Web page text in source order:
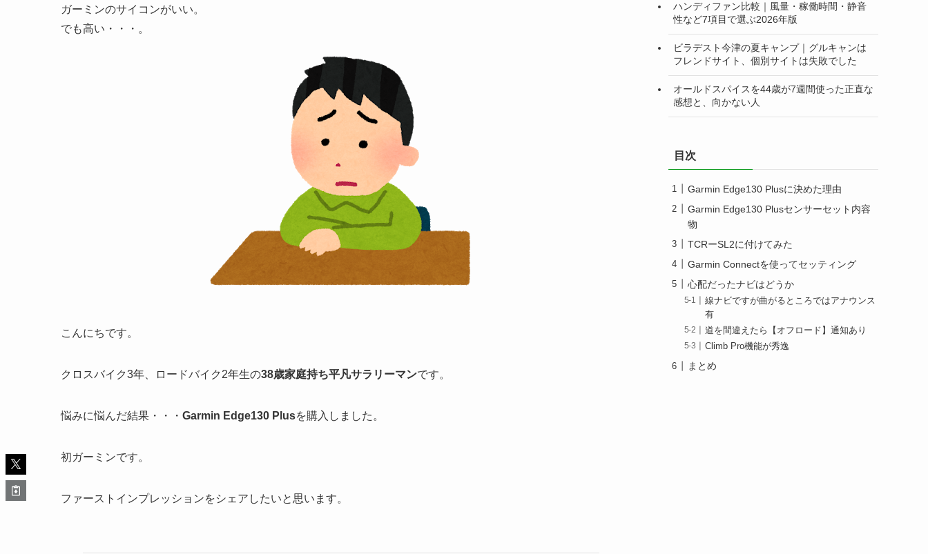
ガーミンのサイコンがいい。
でも高い・・・。
こんにちです。
クロスバイク3年、ロードバイク2年生の38歳家庭持ち平凡サラリーマンです。
悩みに悩んだ結果・・・ Garmin Edge130 Plusを購入 しました。
初ガーミンです。
ファーストインプレッションをシェアしたいと思います。
ハンディファン比較｜風量・稼働時間・静音
性など7項目で選ぶ2026年版
ビラデスト今津の夏キャンプ｜グルキャンは
フレンドサイト、個別サイトは失敗でした
オールドスパイスを44歳が7週間使った正直な
感想と、向かない人
目次
Garmin Edge130 Plusに決めた理由
Garmin Edge130 Plusセンサーセット内容
物
TCRーSL2に付けてみた
Garmin Connectを使ってセッティング
心配だったナビはどうか
線ナビですが曲がるところではアナウンス
有
道を間違えたら【オフロード】通知あり
Climb Pro機能が秀逸
まとめ